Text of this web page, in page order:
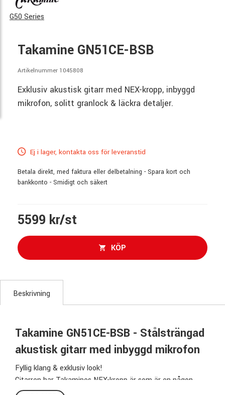
G50 Series
Takamine GN51CE-BSB
Artikelnummer 1045808
Exklusiv akustisk gitarr med NEX-kropp, inbyggd
mikrofon, solitt granlock & läckra detaljer.
Ej i lager, kontakta oss för leveranstid
Betala direkt, med faktura eller delbetalning - Spara kort och
bankkonto - Smidigt och säkert
5599 kr/st
KÖP
Beskrivning
Takamine GN51CE-BSB - Stålsträngad
akustisk gitarr med inbyggd mikrofon
Fyllig klang & exklusiv look!
Gitarren har Takamines NEX-kropp är som är en någon
nerskalad Jumbo med cutaway för enklare spel långt upp